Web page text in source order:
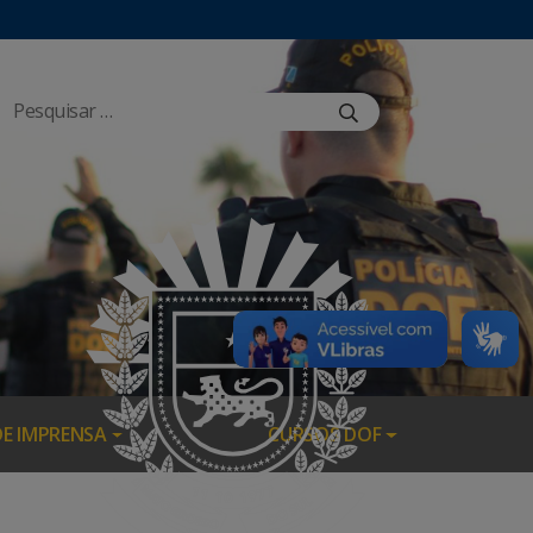
IMPRENSA CURSOS DOF